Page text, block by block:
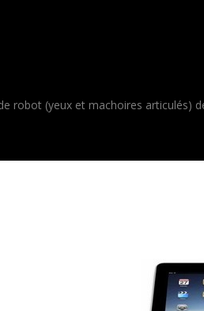
robot (yeux et machoires articulés)